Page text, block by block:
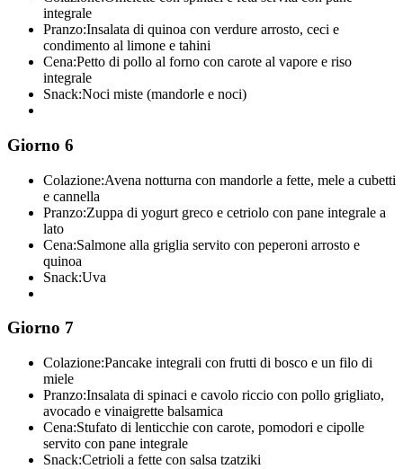
integrale
Pranzo:Insalata di quinoa con verdure arrosto, ceci e
condimento al limone e tahini
Cena:Petto di pollo al forno con carote al vapore e riso
integrale
Snack:Noci miste (mandorle e noci)
Giorno 6
Colazione:Avena notturna con mandorle a fette, mele a cubetti
e cannella
Pranzo:Zuppa di yogurt greco e cetriolo con pane integrale a
lato
Cena:Salmone alla griglia servito con peperoni arrosto e
quinoa
Snack:Uva
Giorno 7
Colazione:Pancake integrali con frutti di bosco e un filo di
miele
Pranzo:Insalata di spinaci e cavolo riccio con pollo grigliato,
avocado e vinaigrette balsamica
Cena:Stufato di lenticchie con carote, pomodori e cipolle
servito con pane integrale
Snack:Cetrioli a fette con salsa tzatziki